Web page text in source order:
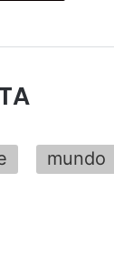
mundo